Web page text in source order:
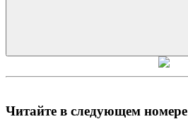
Искать
Читайте в следующем номере